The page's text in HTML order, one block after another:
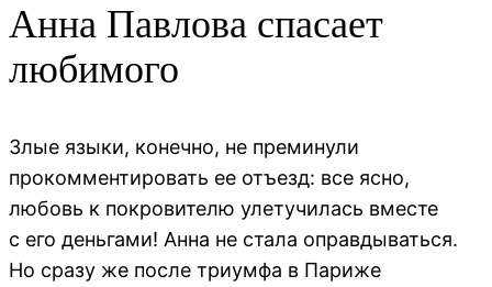
Анна Павлова спасает
любимого
Злые языки, конечно, не преминули
прокомментировать ее отъезд: все ясно,
любовь к покровителю улетучилась вместе
с его деньгами! Анна не стала оправдываться.
Но сразу же после триумфа в Париже